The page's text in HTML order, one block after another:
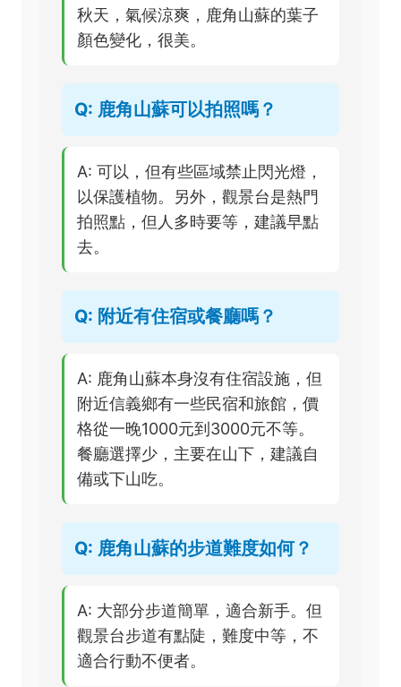
秋天，氣候涼爽，鹿角山蘇的葉子
顏色變化，很美。
Q: 鹿角山蘇可以拍照嗎？
A: 可以，但有些區域禁止閃光燈，
以保護植物。另外，觀景台是熱門
拍照點，但人多時要等，建議早點
去。
Q: 附近有住宿或餐廳嗎？
A: 鹿角山蘇本身沒有住宿設施，但
附近信義鄉有一些民宿和旅館，價
格從一晚1000元到3000元不等。
餐廳選擇少，主要在山下，建議自
備或下山吃。
Q: 鹿角山蘇的步道難度如何？
A: 大部分步道簡單，適合新手。但
觀景台步道有點陡，難度中等，不
適合行動不便者。